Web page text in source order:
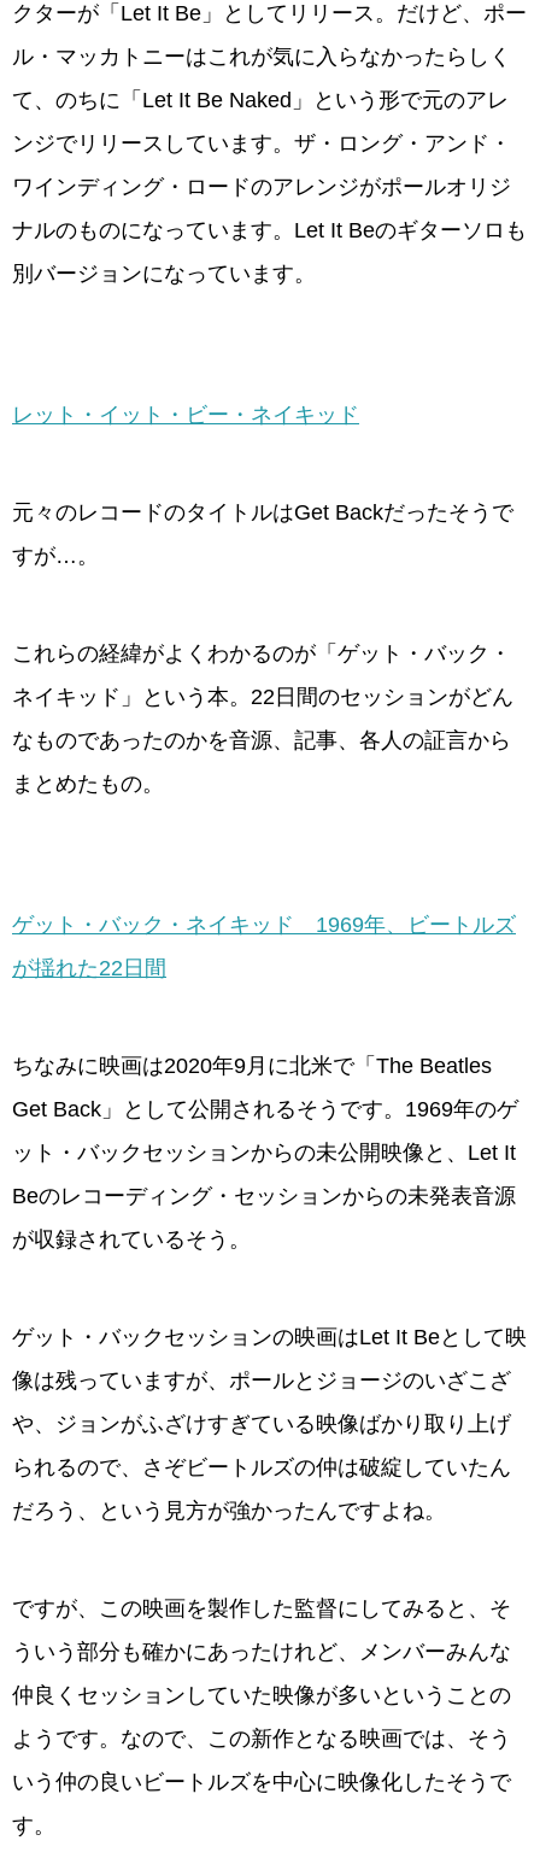
クターが「Let It Be」としてリリース。だけど、ポー
ル・マッカトニーはこれが気に入らなかったらしく
て、のちに「Let It Be Naked」という形で元のアレ
ンジでリリースしています。ザ・ロング・アンド・
ワインディング・ロードのアレンジがポールオリジ
ナルのものになっています。Let It Beのギターソロも
別バージョンになっています。
レット・イット・ビー・ネイキッド
元々のレコードのタイトルはGet Backだったそうで
すが…。
これらの経緯がよくわかるのが「ゲット・バック・
ネイキッド」という本。22日間のセッションがどん
なものであったのかを音源、記事、各人の証言から
まとめたもの。
ゲット・バック・ネイキッド 1969年、ビートルズ
が揺れた22日間
ちなみに映画は2020年9月に北米で「The Beatles
Get Back」として公開されるそうです。1969年のゲ
ット・バックセッションからの未公開映像と、Let It
Beのレコーディング・セッションからの未発表音源
が収録されているそう。
ゲット・バックセッションの映画はLet It Beとして映
像は残っていますが、ポールとジョージのいざこざ
や、ジョンがふざけすぎている映像ばかり取り上げ
られるので、さぞビートルズの仲は破綻していたん
だろう、という見方が強かったんですよね。
ですが、この映画を製作した監督にしてみると、そ
ういう部分も確かにあったけれど、メンバーみんな
仲良くセッションしていた映像が多いということの
ようです。なので、この新作となる映画では、そう
いう仲の良いビートルズを中心に映像化したそうで
す。